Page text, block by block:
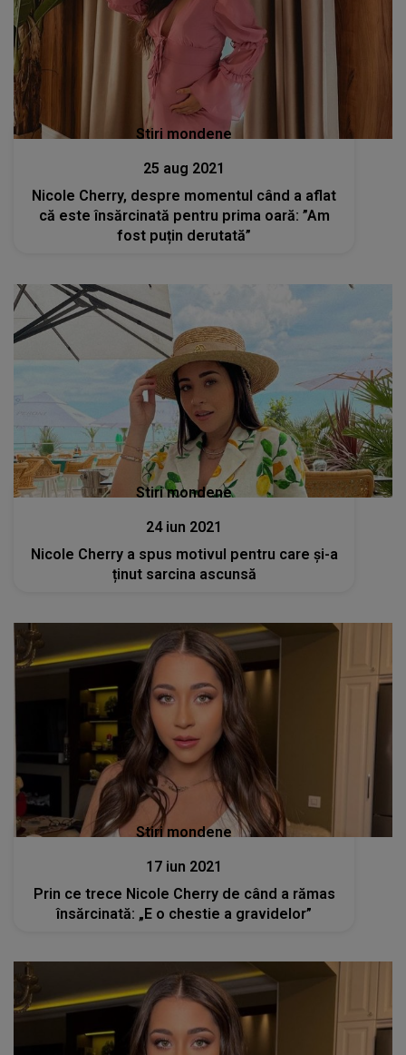
Stiri mondene
25 aug 2021
Nicole Cherry, despre momentul când a aflat
că este însărcinată pentru prima oară: ”Am
fost puțin derutată”
Stiri mondene
24 iun 2021
Nicole Cherry a spus motivul pentru care și-a
ținut sarcina ascunsă
Stiri mondene
17 iun 2021
Prin ce trece Nicole Cherry de când a rămas
însărcinată: „E o chestie a gravidelor”